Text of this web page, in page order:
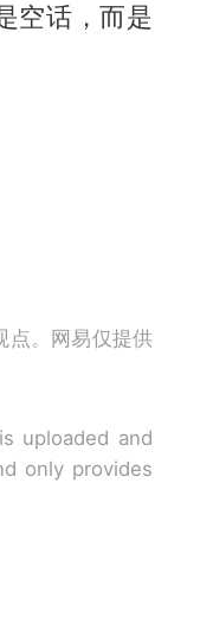
空话，而是
点。网易仅提供
uploaded and
only provides